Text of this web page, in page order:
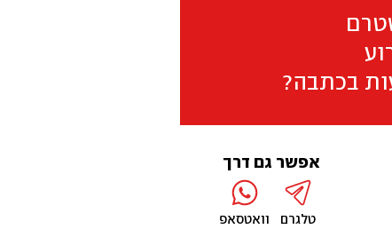
בכתבה?
אפשר גם דרך
טלגרם וואטסאפ